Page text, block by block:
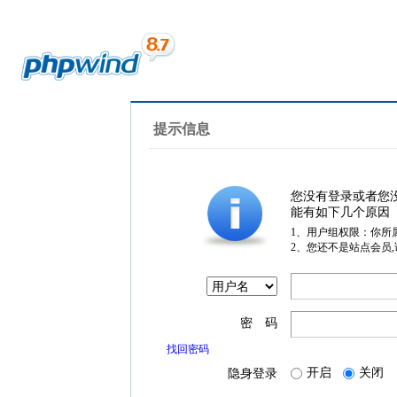
提示信息
您没有登录或者您
能有如下几个原因
1、用户组权限：你所
2、您还不是站点会员
密 码
找回密码
隐身登录 开启 关闭